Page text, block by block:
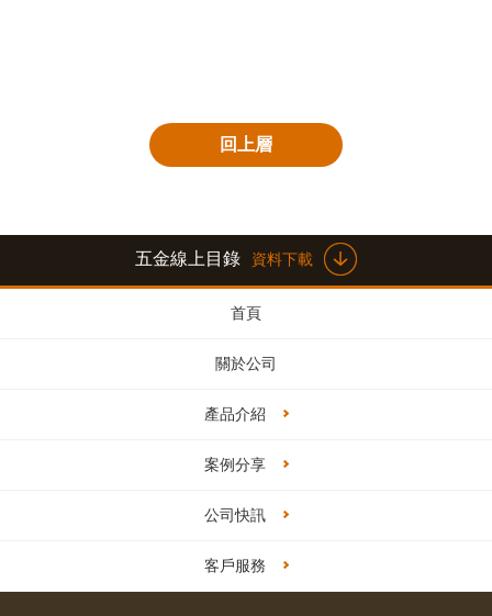
回上層
五金線上目錄 資料下載
首頁
關於公司
產品介紹
案例分享
公司快訊
客戶服務